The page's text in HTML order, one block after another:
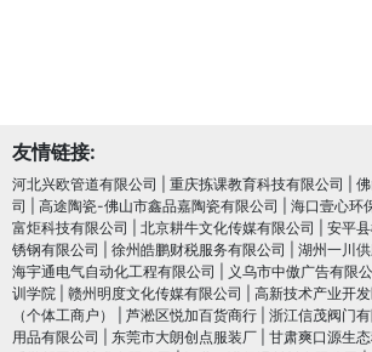
友情链接:
河北兴欧管道有限公司 重庆拣课教育科技有限公司
司
高途陶瓷-佛山市鑫品嘉陶瓷有限公司 海口壹心环
富炬科技有限公司
北京耕牛文化传媒有限公司 安平
锈钢有限公司
徐州皓鹏财税服务有限公司 湖州一川
海宇通电气自动化工程有限公司
义乌市中傲广告有限
训学院
赣州明度文化传媒有限公司
高新技术产业开
（个体工商户）
芦淞区悦加百货商行 浙江信茂阀门
用品有限公司
东莞市大朗创点服装厂 甘肃爽口源生